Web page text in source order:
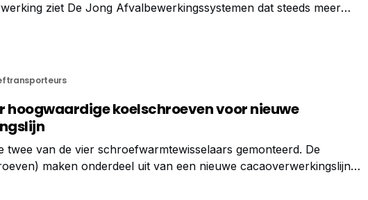
ziet De Jong Afvalbewerkingssystemen dat steeds meer
oplossingen zoals shredders om grip te krijgen op hun reststromen.
hoogwaardige koelschroeven voor nieuwe
twee van de vier schroefwarmtewisselaars gemonteerd. De
maken onderdeel uit van een nieuwe cacaoverwerkingslijn
na het maalproces gecontroleerd wordt teruggekoeld. Hoewel een